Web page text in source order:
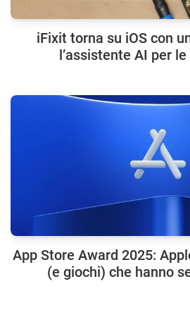
iFixit torna su iOS con
l’assistente AI per
App Store Award 2025:
(e giochi) che hanno